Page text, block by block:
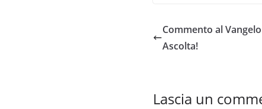
Commento al
Ascolta!
Lascia un